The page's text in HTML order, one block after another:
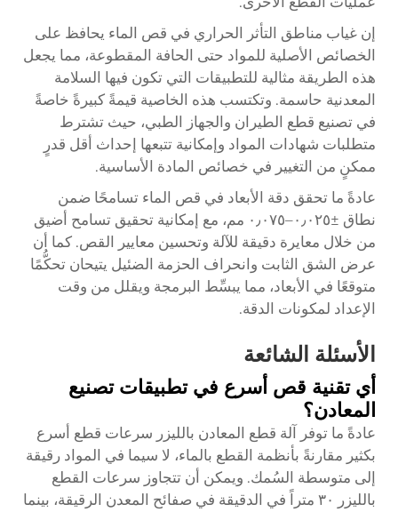
إن غياب مناطق التأثر الحراري في قص الماء يحافظ على
الخصائص الأصلية للمواد حتى الحافة المقطوعة، مما يجعل
هذه الطريقة مثالية للتطبيقات التي تكون فيها السلامة
المعدنية حاسمة. وتكتسب هذه الخاصية قيمةً كبيرةً خاصةً
في تصنيع قطع الطيران والجهاز الطبي، حيث تشترط
متطلبات شهادات المواد وإمكانية تتبعها إحداث أقل قدرٍ
ممكنٍ من التغيير في خصائص المادة الأساسية.
عادةً ما تحقق دقة الأبعاد في قص الماء تسامحًا ضمن
نطاق ±٠٫٠٢٥–٠٫٠٧٥ مم، مع إمكانية تحقيق تسامح أضيق
من خلال معايرة دقيقة للآلة وتحسين معايير القص. كما أن
عرض الشق الثابت وانحراف الحزمة الضئيل يتيحان تحكُّمًا
متوقعًا في الأبعاد، مما يبسِّط البرمجة ويقلل من وقت
الإعداد لمكونات الدقة.
الأسئلة الشائعة
أي تقنية قص أسرع في تطبيقات تصنيع
المعادن؟
عادةً ما توفر آلة قطع المعادن بالليزر سرعات قطع أسرع
بكثير مقارنةً بأنظمة القطع بالماء، لا سيما في المواد رقيقة
إلى متوسطة السُمك. ويمكن أن تتجاوز سرعات القطع
بالليزر ٣٠ متراً في الدقيقة في صفائح المعدن الرقيقة، بينما